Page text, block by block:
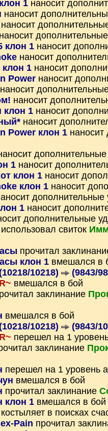
1 наносит
наносит
наносит
наносит
клон 1 наносит
наносит
клон 1 наносит
Power наносит
наносит
наносит
клон 1 наносит
наносит
Power клон 1
1 наносит
клон 1 наносит
клон 1 наносит
дополнительные
1 наносит
дополнительные
использовал свиток
прочитал
клон 1 вмешался в
10218)
(9843/
вмешался в бой
заклинание
вмешался в бой
10218)
(9843/
перешел на 1
заклинание
перешел на 1 уровень
вмешался в бой
прочитал заклинание
клон 1 вмешался в бой
костыляет в поисках
Pain прочитал